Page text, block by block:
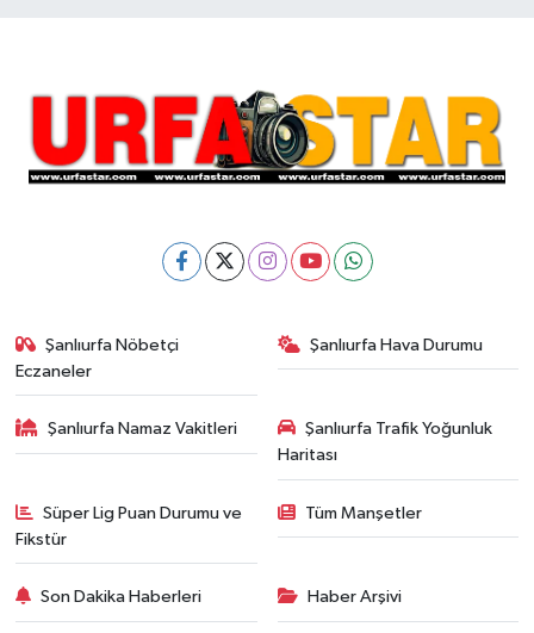
Şanlıurfa Nöbetçi
Eczaneler
Şanlıurfa Hava Durumu
Şanlıurfa Namaz Vakitleri
Şanlıurfa Trafik Yoğunluk
Haritası
Süper Lig Puan Durumu ve
Fikstür
Tüm Manşetler
Son Dakika Haberleri Haber Arşivi